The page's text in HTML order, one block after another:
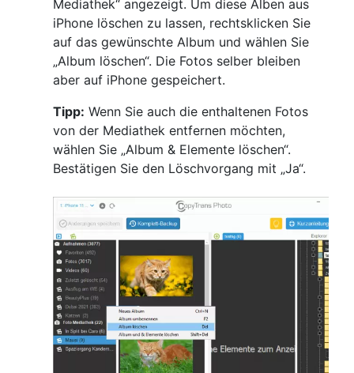
Mediathek“ angezeigt. Um diese Alben aus
iPhone löschen zu lassen, rechtsklicken Sie
auf das gewünschte Album und wählen Sie
„Album löschen“. Die Fotos selber bleiben
aber auf iPhone gespeichert.
Tipp: Wenn Sie auch die enthaltenen Fotos
von der Mediathek entfernen möchten,
wählen Sie „Album & Elemente löschen“.
Bestätigen Sie den Löschvorgang mit „Ja“.